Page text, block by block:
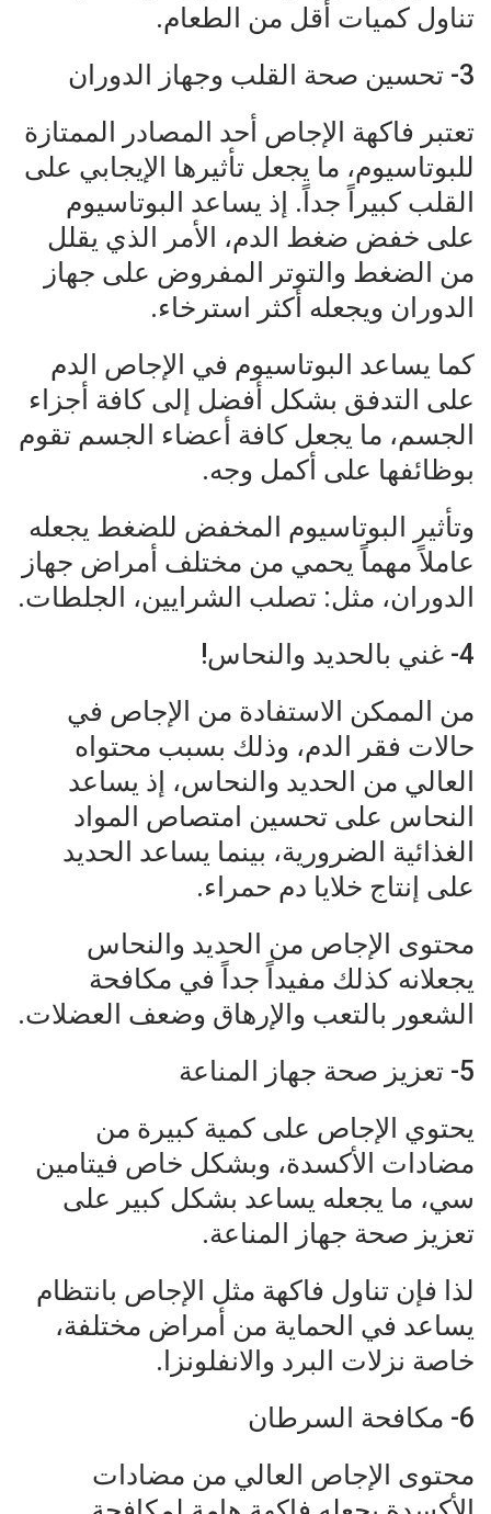
تناول كميات أقل من الطعام.
3- تحسين صحة القلب وجهاز الدوران
تعتبر فاكهة الإجاص أحد المصادر الممتازة
للبوتاسيوم، ما يجعل تأثيرها الإيجابي على
القلب كبيراً جداً. إذ يساعد البوتاسيوم
على خفض ضغط الدم، الأمر الذي يقلل
من الضغط والتوتر المفروض على جهاز
الدوران ويجعله أكثر استرخاء.
كما يساعد البوتاسيوم في الإجاص الدم
على التدفق بشكل أفضل إلى كافة أجزاء
الجسم، ما يجعل كافة أعضاء الجسم تقوم
بوظائفها على أكمل وجه.
وتأثير البوتاسيوم المخفض للضغط يجعله
عاملاً مهماً يحمي من مختلف أمراض جهاز
الدوران، مثل: تصلب الشرايين، الجلطات.
4- غني بالحديد والنحاس!
من الممكن الاستفادة من الإجاص في
حالات فقر الدم، وذلك بسبب محتواه
العالي من الحديد والنحاس، إذ يساعد
النحاس على تحسين امتصاص المواد
الغذائية الضرورية، بينما يساعد الحديد
على إنتاج خلايا دم حمراء.
محتوى الإجاص من الحديد والنحاس
يجعلانه كذلك مفيداً جداً في مكافحة
الشعور بالتعب والإرهاق وضعف العضلات.
5- تعزيز صحة جهاز المناعة
يحتوي الإجاص على كمية كبيرة من
مضادات الأكسدة، وبشكل خاص فيتامين
سي، ما يجعله يساعد بشكل كبير على
تعزيز صحة جهاز المناعة.
لذا فإن تناول فاكهة مثل الإجاص بانتظام
يساعد في الحماية من أمراض مختلفة،
خاصة نزلات البرد والانفلونزا.
6- مكافحة السرطان
محتوى الإجاص العالي من مضادات